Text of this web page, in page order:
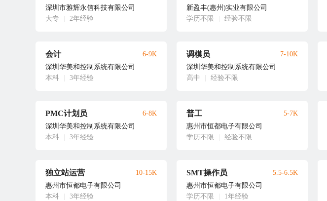
深圳市雅辉永信科技有限公司
大专
2年经验
新盈丰(惠州)实业有限公司
学历不限
经验不限
会计
深圳华美和控制系统有限公司
本科
3年经验
6-9K 调模员
深圳华美和控制系统有限公司
高中
经验不限
7-10K
PMC计划员
深圳华美和控制系统有限公司
本科
3年经验
6-8K 普工
惠州市恒都电子有限公司
学历不限
经验不限
5-7K
独立站运营
惠州市恒都电子有限公司
本科
3年经验
10-15K SMT操作员
惠州市恒都电子有限公司
学历不限
1年经验
5.5-6.5K